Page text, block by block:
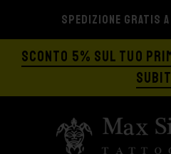
SPEDIZIONE GRATIS
SCONTO 5% SUL TUO